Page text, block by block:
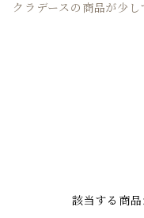
クラデースの商品が少し
該当する商品